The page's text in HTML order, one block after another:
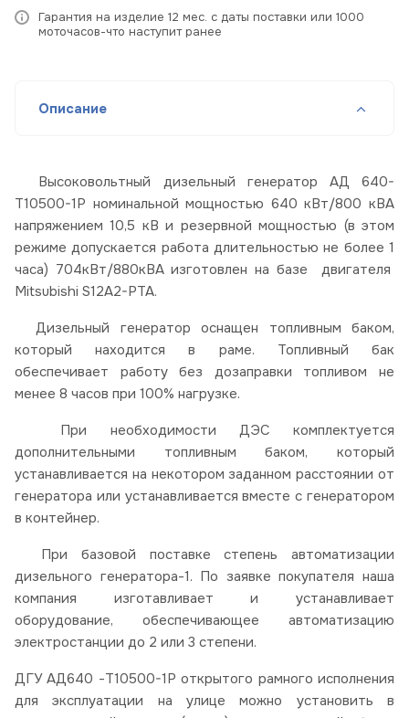
Гарантия на изделие 12 мес. с даты поставки или 1000
моточасов-что наступит ранее
Описание
Высоковольтный дизельный генератор АД 640-
Т10500-1Р номинальной мощностью 640 кВт/800 кВА
напряжением 10,5 кВ и резервной мощностью (в этом
режиме допускается работа длительностью не более 1
часа) 704кВт/880кВА изготовлен на базе двигателя
Mitsubishi S12A2-PTA.
Дизельный генератор оснащен топливным баком,
который находится в раме. Топливный бак
обеспечивает работу без дозаправки топливом не
менее 8 часов при 100% нагрузке.
При необходимости ДЭС комплектуется
дополнительными топливным баком, который
устанавливается на некотором заданном расстоянии от
генератора или устанавливается вместе с генератором
в контейнер.
При базовой поставке степень автоматизации
дизельного генератора-1. По заявке покупателя наша
компания изготавливает и устанавливает
оборудование, обеспечивающее автоматизацию
электростанции до 2 или 3 степени.
ДГУ АД640 -Т10500-1Р открытого рамного исполнения
для эксплуатации на улице можно установить в